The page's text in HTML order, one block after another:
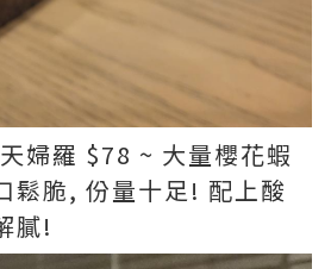
婦羅 $78 ~ 大量櫻花蝦
鬆脆, 份量十足! 配上酸
膩!